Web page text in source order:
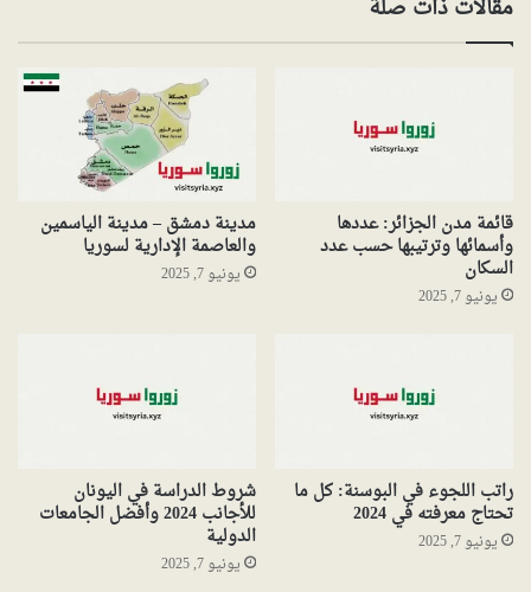
مقالات ذات صلة
قائمة مدن الجزائر: عددها
وأسمائها وترتيبها حسب عدد
السكان
يونيو 7, 2025
مدينة دمشق – مدينة الياسمين
والعاصمة الإدارية لسوريا
يونيو 7, 2025
راتب اللجوء في البوسنة: كل ما
تحتاج معرفته في 2024
يونيو 7, 2025
شروط الدراسة في اليونان
للأجانب 2024 وأفضل الجامعات
الدولية
يونيو 7, 2025